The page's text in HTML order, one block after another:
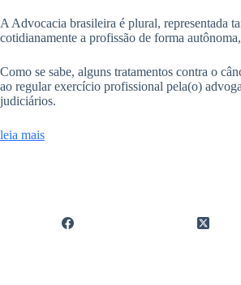
A Advocacia brasileira é plural, representada
cotidianamente a profissão de forma
Como se sabe, alguns tratamentos contra o
ao regular exercício profissional pela(o)
judiciários.
leia mais